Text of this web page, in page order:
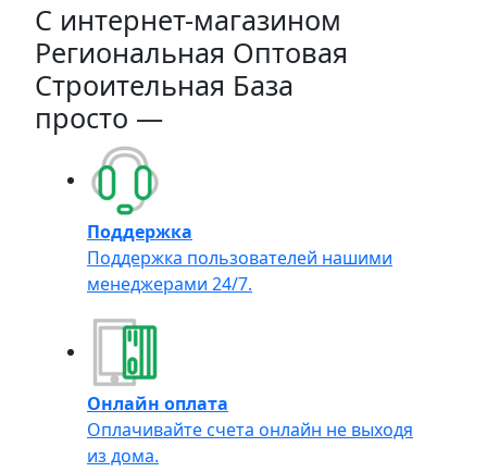
C интернет-магазином
Региональная Оптовая
Строительная База
просто —
Поддержка
Поддержка пользователей нашими
менеджерами 24/7.
Онлайн оплата
Оплачивайте счета онлайн не выходя
из дома.